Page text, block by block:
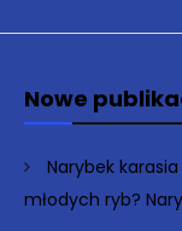
Nowe
Narybek
młodych ryb?